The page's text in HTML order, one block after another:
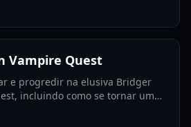
Vampire Quest
e progredir na elusiva Bridger
incluindo como se tornar um